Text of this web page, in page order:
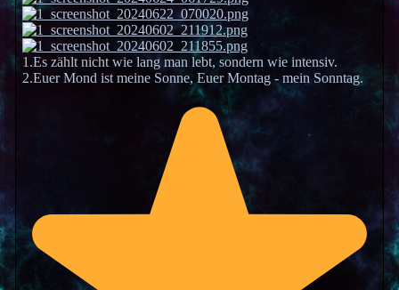
1.Es zählt nicht wie lang man lebt, sondern wie intensiv.
2.Euer Mond ist meine Sonne, Euer Montag - mein Sonntag.